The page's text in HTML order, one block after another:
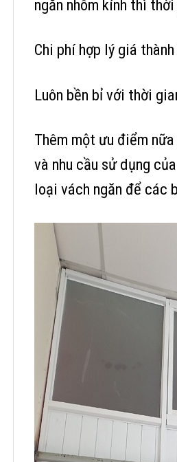
ngăn nhôm kính thì
Chi phí hợp lý giá
Luôn bền bỉ với thời
Thêm một ưu điểm
và nhu cầu sử dụng
loại vách ngăn để các